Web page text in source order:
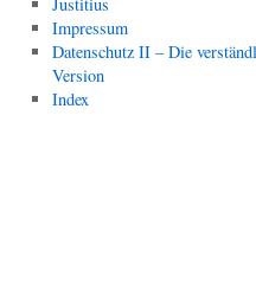
Impressum
Datenschutz II – Die
Version
Index